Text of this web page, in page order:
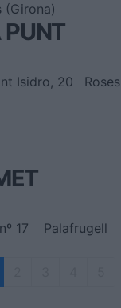
(Girona)
PUNT
Isidro, 20
Roses
17
Palafrugell